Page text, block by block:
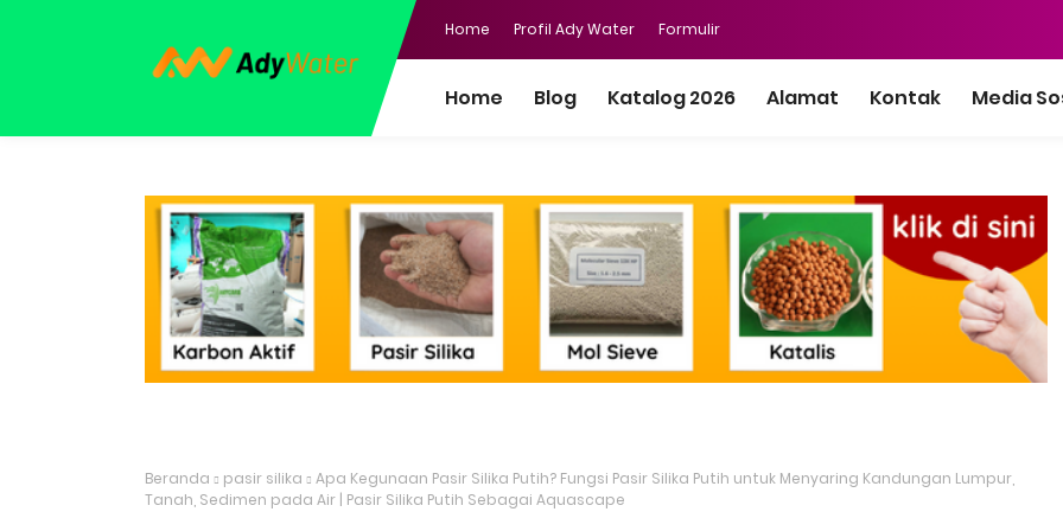
Home Profil Ady Water Formulir
Home Blog Katalog 2026 Alamat Kontak Media
Beranda pasir silika
Apa Kegunaan Pasir Silika Putih? Fungsi Pasir Silika Putih untuk Menyaring Kandungan Lumpur,
Tanah, Sedimen pada Air | Pasir Silika Putih Sebagai Aquascape